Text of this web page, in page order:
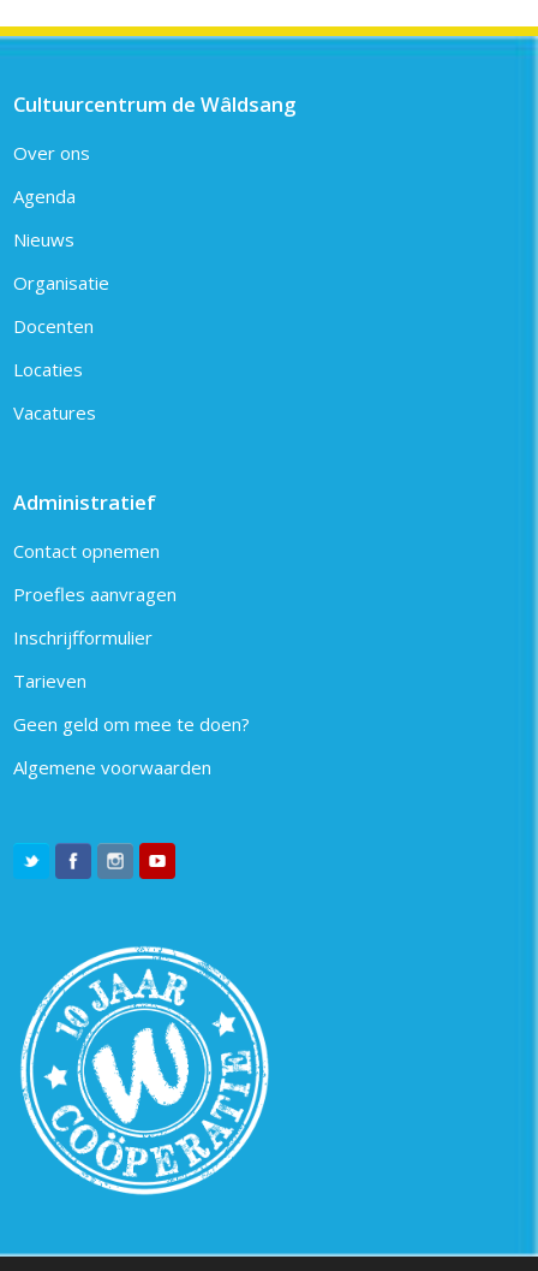
Cultuurcentrum de Wâldsang
Over ons
Agenda
Nieuws
Organisatie
Docenten
Locaties
Vacatures
Administratief
Contact opnemen
Proefles aanvragen
Inschrijfformulier
Tarieven
Geen geld om mee te doen?
Algemene voorwaarden